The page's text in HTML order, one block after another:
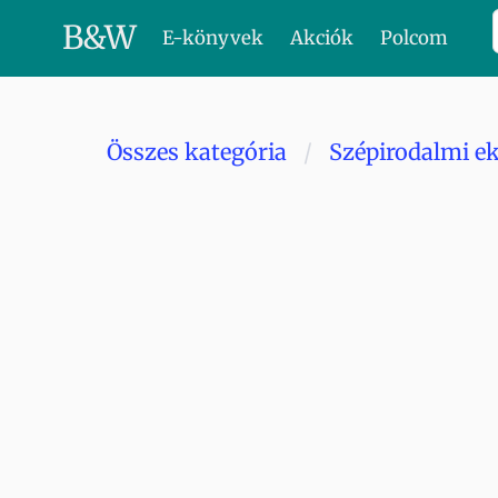
B&W E-könyvek Akciók Polcom
Összes kategória Szépirodalmi